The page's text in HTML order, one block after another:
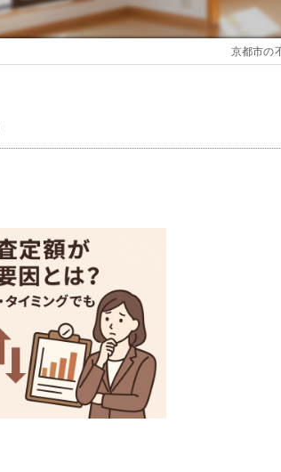
京都市の